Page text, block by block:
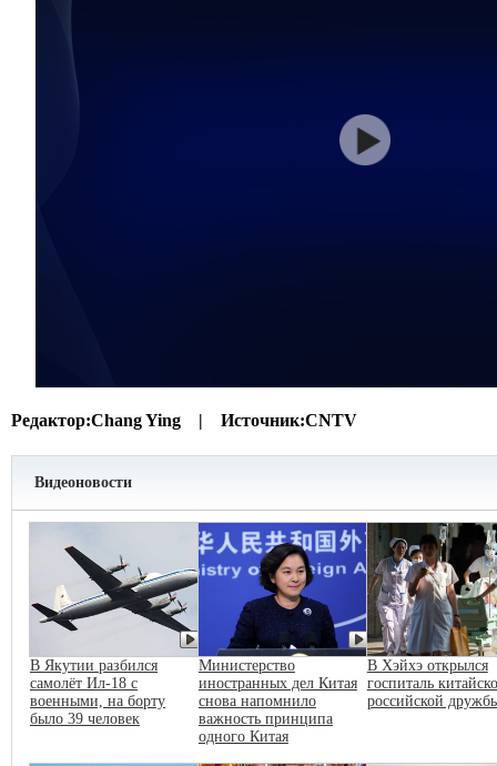
Редактор:Chang Ying | Источник:CNTV
Видеоновости
В Якутии разбился
самолёт Ил-18 с
военными, на борту
было 39 человек
Министерство
иностранных дел Китая
снова напомнило
важность принципа
одного Китая
В Хэйхэ открылся
госпиталь
российской